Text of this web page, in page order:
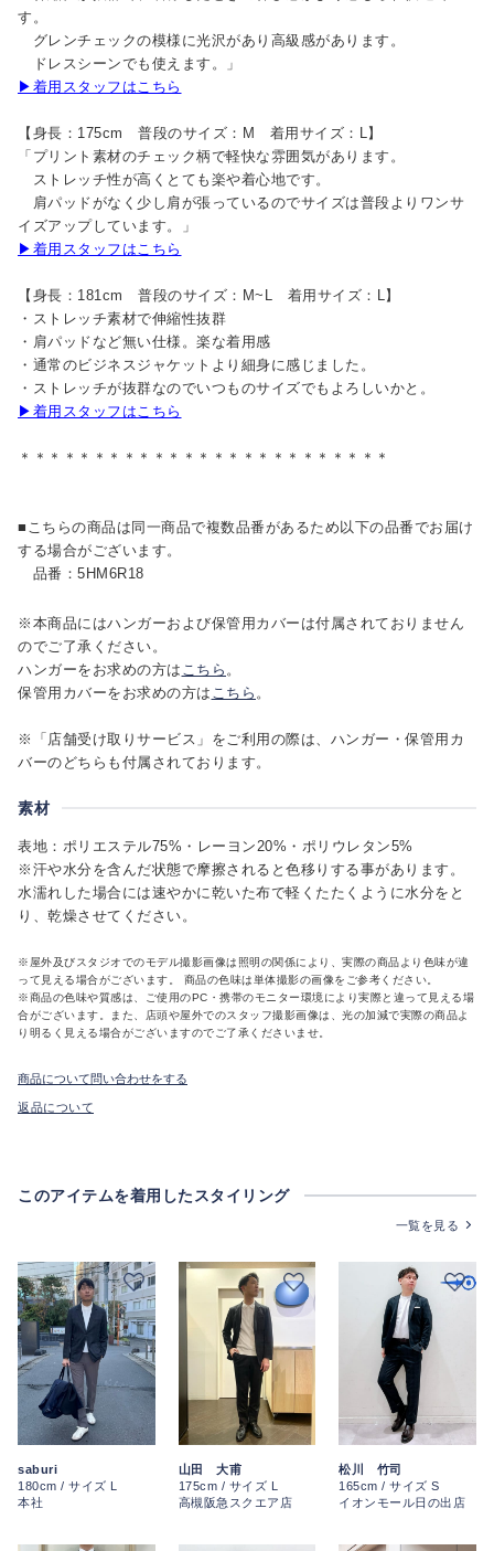
す。
グレンチェックの模様に光沢があり高級感があります。
ドレスシーンでも使えます。」
▶着用スタッフはこちら
【身長：175cm 普段のサイズ：M 着用サイズ：L】
「プリント素材のチェック柄で軽快な雰囲気があります。
ストレッチ性が高くとても楽や着心地です。
肩パッドがなく少し肩が張っているのでサイズは普段よりワンサ
イズアップしています。」
▶着用スタッフはこちら
【身長：181cm 普段のサイズ：M~L 着用サイズ：L】
・ストレッチ素材で伸縮性抜群
・肩パッドなど無い仕様。楽な着用感
・通常のビジネスジャケットより細身に感じました。
・ストレッチが抜群なのでいつものサイズでもよろしいかと。
▶着用スタッフはこちら
＊＊＊＊＊＊＊＊＊＊＊＊＊＊＊＊＊＊＊＊＊＊＊＊＊
■こちらの商品は同一商品で複数品番があるため以下の品番でお届け
する場合がございます。
品番：5HM6R18
※本商品にはハンガーおよび保管用カバーは付属されておりません
のでご了承ください。
ハンガーをお求めの方は こちら 。
保管用カバーをお求めの方は こちら 。
※「店舗受け取りサービス」をご利用の際は、ハンガー・保管用カ
バーのどちらも付属されております。
素材
表地：ポリエステル75%・レーヨン20%・ポリウレタン5%
※汗や水分を含んだ状態で摩擦されると色移りする事があります。
水濡れした場合には速やかに乾いた布で軽くたたくように水分をと
り、乾燥させてください。
※屋外及びスタジオでのモデル撮影画像は照明の関係により、実際の商品より色味が違
って見える場合がございます。 商品の色味は単体撮影の画像をご参考ください。
※商品の色味や質感は、ご使用のPC・携帯のモニター環境により実際と違って見える場
合がございます。また、店頭や屋外でのスタッフ撮影画像は、光の加減で実際の商品よ
り明るく見える場合がございますのでご了承くださいませ。
商品について問い合わせをする
返品について
このアイテムを着用したスタイリング
一覧を見る
saburi
180cm / サイズ L
本社
山田 大甫
175cm / サイズ L
高槻阪急スクエア店
松川 竹司
165cm / サイズ S
イオンモール日の出店